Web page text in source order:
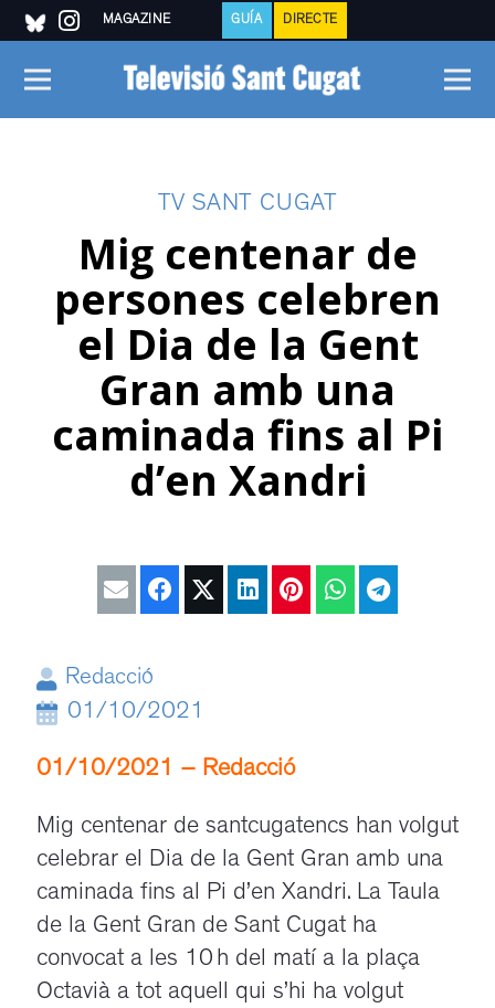
MAGAZINE GUÍA DIRECTE
TV SANT CUGAT
Mig centenar de
persones celebren
el Dia de la Gent
Gran amb una
caminada fins al Pi
d’en Xandri
Redacció
01/10/2021
01/10/2021 – Redacció
Mig centenar de santcugatencs han volgut
celebrar el Dia de la Gent Gran amb una
caminada fins al Pi d’en Xandri. La Taula
de la Gent Gran de Sant Cugat ha
convocat a les 10 h del matí a la plaça
Octavià a tot aquell qui s’hi ha volgut